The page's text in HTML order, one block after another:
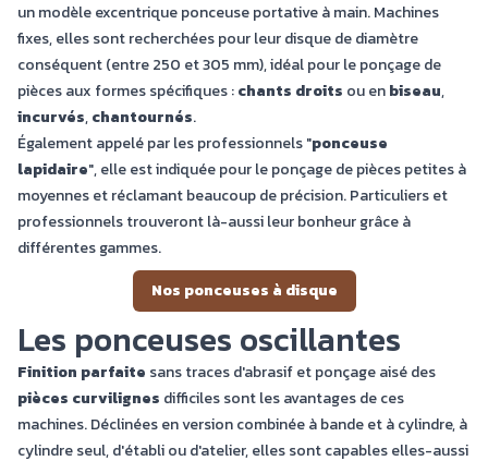
un modèle excentrique ponceuse portative à main. Machines
fixes, elles sont recherchées pour leur disque de diamètre
conséquent (entre 250 et 305 mm), idéal pour le ponçage de
pièces aux formes spécifiques :chants droits ou enbiseau,
incurvés,chantournés.
Également appelé par les professionnels "ponceuse
lapidaire", elle est indiquée pour le ponçage de pièces petites à
moyennes et réclamant beaucoup de précision. Particuliers et
professionnels trouveront là-aussi leur bonheur grâce à
différentes gammes.
Nos ponceuses à disque
Les ponceuses oscillantes
Finition parfaite sans traces d'abrasif et ponçage aisé des
pièces curvilignes difficiles sont les avantages de ces
machines. Déclinées en version combinée à bande et à cylindre, à
cylindre seul, d'établi ou d'atelier, elles sont capables elles-aussi